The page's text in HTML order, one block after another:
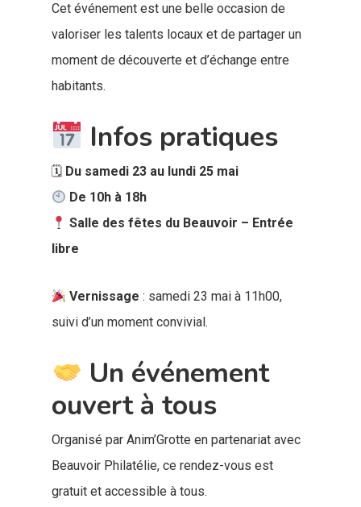
Cet événement est une belle occasion de
valoriser les talents locaux et de partager un
moment de découverte et d’échange entre
habitants.
Infos pratiques
🗓 Du samedi 23 au lundi 25 mai
De 10h à 18h
Salle des fêtes du Beauvoir – Entrée
libre
Vernissage : samedi 23 mai à 11h00,
suivi d’un moment convivial.
Un événement
ouvert à tous
Organisé par Anim’Grotte en partenariat avec
Beauvoir Philatélie, ce rendez-vous est
gratuit et accessible à tous.